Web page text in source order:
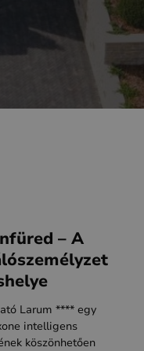
– A
Larum **** egy
intelligens
köszönhetően